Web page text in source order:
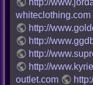
http://
whiteclothing.com
http://
http://
http://
http://
outlet.com